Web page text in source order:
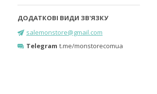
salemonstore@gmail.com
Telegram t.me/monstorecomua